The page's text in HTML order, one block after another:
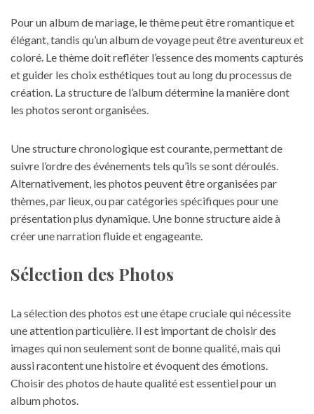
Pour un album de mariage, le thème peut être romantique et
élégant, tandis qu’un album de voyage peut être aventureux et
coloré. Le thème doit refléter l’essence des moments capturés
et guider les choix esthétiques tout au long du processus de
création. La structure de l’album détermine la manière dont
les photos seront organisées.
Une structure chronologique est courante, permettant de
suivre l’ordre des événements tels qu’ils se sont déroulés.
Alternativement, les photos peuvent être organisées par
thèmes, par lieux, ou par catégories spécifiques pour une
présentation plus dynamique. Une bonne structure aide à
créer une narration fluide et engageante.
Sélection des Photos
La sélection des photos est une étape cruciale qui nécessite
une attention particulière. Il est important de choisir des
images qui non seulement sont de bonne qualité, mais qui
aussi racontent une histoire et évoquent des émotions.
Choisir des photos de haute qualité est essentiel pour un
album photos.